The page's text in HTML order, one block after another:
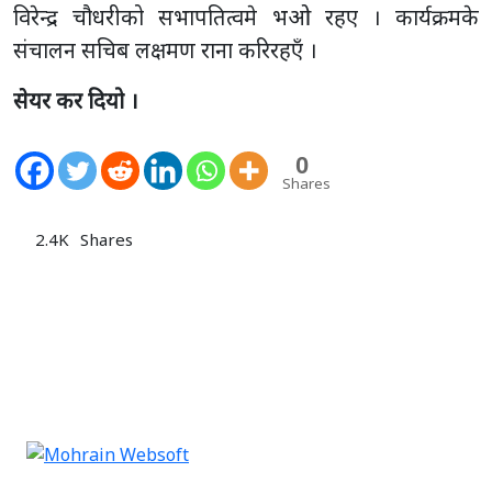
विरेन्द्र चौधरीको सभापतित्वमे भओ रहए । कार्यक्रमके
संचालन सचिब लक्षमण राना करिरहएँ ।
सेयर कर दियो ।
0
Shares
2.4K Shares